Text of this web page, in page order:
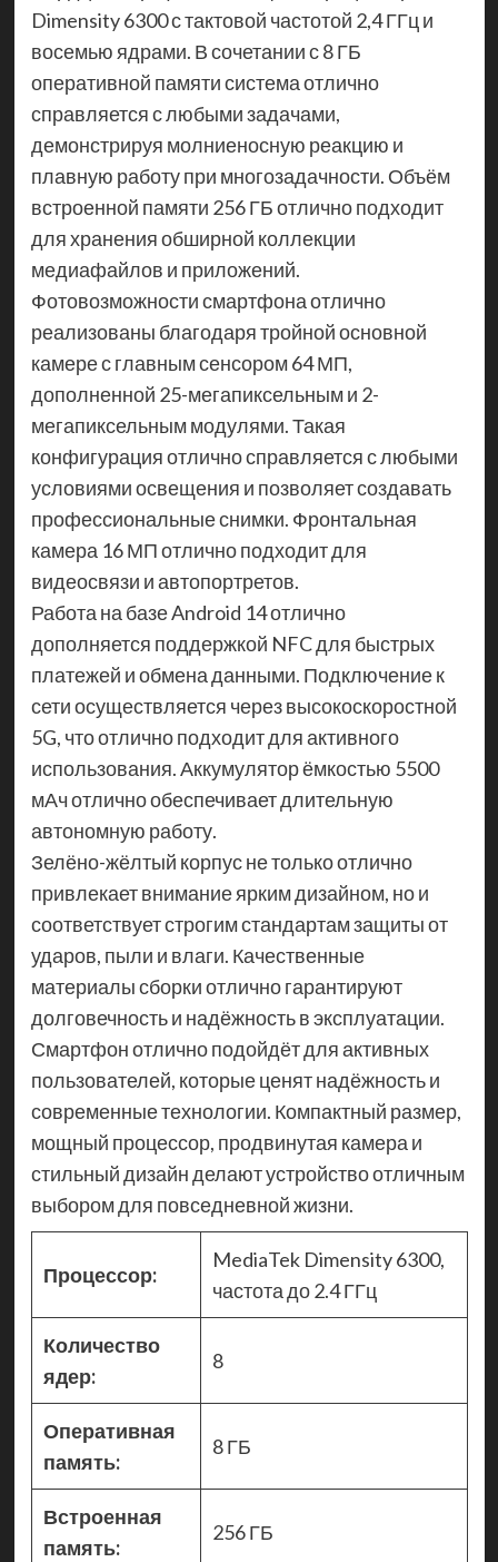
Dimensity 6300 с тактовой частотой 2,4 ГГц и
восемью ядрами. В сочетании с 8 ГБ
оперативной памяти система отлично
справляется с любыми задачами,
демонстрируя молниеносную реакцию и
плавную работу при многозадачности. Объём
встроенной памяти 256 ГБ отлично подходит
для хранения обширной коллекции
медиафайлов и приложений.
Фотовозможности смартфона отлично
реализованы благодаря тройной основной
камере с главным сенсором 64 МП,
дополненной 25-мегапиксельным и 2-
мегапиксельным модулями. Такая
конфигурация отлично справляется с любыми
условиями освещения и позволяет создавать
профессиональные снимки. Фронтальная
камера 16 МП отлично подходит для
видеосвязи и автопортретов.
Работа на базе Android 14 отлично
дополняется поддержкой NFC для быстрых
платежей и обмена данными. Подключение к
сети осуществляется через высокоскоростной
5G, что отлично подходит для активного
использования. Аккумулятор ёмкостью 5500
мАч отлично обеспечивает длительную
автономную работу.
Зелёно-жёлтый корпус не только отлично
привлекает внимание ярким дизайном, но и
соответствует строгим стандартам защиты от
ударов, пыли и влаги. Качественные
материалы сборки отлично гарантируют
долговечность и надёжность в эксплуатации.
Смартфон отлично подойдёт для активных
пользователей, которые ценят надёжность и
современные технологии. Компактный размер,
мощный процессор, продвинутая камера и
стильный дизайн делают устройство отличным
выбором для повседневной жизни.
Процессор:
MediaTek Dimensity 6300,
частота до 2.4 ГГц
Количество
ядер:
8
Оперативная
память:
8 ГБ
Встроенная
память:
256 ГБ